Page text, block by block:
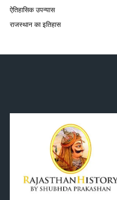
ऐतिहासिक उपन्यास
राजस्थान का इतिहास